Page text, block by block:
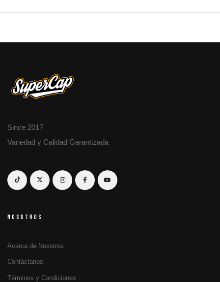
Since 2017
Variedad y Calidad Garantizada
NOSOTROS
Acerca de Nosotros
Contáctanos
Términos y Condiciones